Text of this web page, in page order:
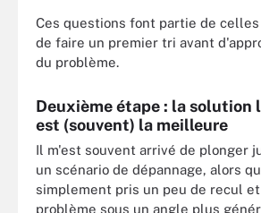
Ces questions font partie de
de faire un premier tri avant
du problème.
Deuxième étape : la solution
est (souvent) la meilleure
Il m'est souvent arrivé de plonger
un scénario de dépannage, alors
simplement pris un peu de recul
problème sous un angle plus